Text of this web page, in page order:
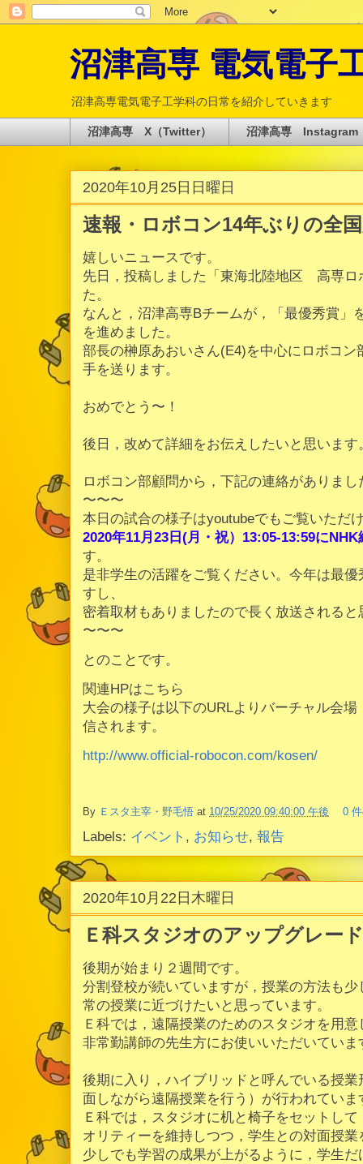
沼津高専 電気電子
沼津高専電気電子工学科の日常を紹介していきます
沼津高専 X（Twitter） 沼津高専 Instagram
2020年10月25日日曜日
速報・ロボコン14年ぶりの全
嬉しいニュースです。
先日，投稿しました「東海北陸地区 高専ロ
た。
なんと，沼津高専Bチームが，「最優秀賞」
を進めました。
部長の榊原あおいさん(E4)を中心にロボコ
手を送ります。
おめでとう〜！
後日，改めて詳細をお伝えしたいと思います
ロボコン部顧問から，下記の連絡がありまし
〜〜〜
本日の試合の様子はyoutubeでもご覧いただ
2020年11月23日(月・祝）13:05-13:59にNHK
す。
是非学生の活躍をご覧ください。今年は最
すし、
密着取材もありましたので長く放送される
〜〜〜
とのことです。
関連HPはこちら
大会の様子は以下のURLよりバーチャル会
信されます。
http://www.official-robocon.com/kosen/
By Ｅスタ主宰・野毛悟 at 10/25/2020 09:40:00 午後 0
Labels: イベント , お知らせ, 報告
2020年10月22日木曜日
Ｅ科スタジオのアップグレード
後期が始まり２週間です。
分割登校が続いていますが，授業の方法も
常の授業に近づけたいと思っています。
Ｅ科では，遠隔授業のためのスタジオを用
非常勤講師の先生方にお使いいただいていま
後期に入り，ハイブリッドと呼んでいる授
面しながら遠隔授業を行う）が行われていま
Ｅ科では，スタジオに机と椅子をセットし
オリティーを維持しつつ，学生との対面授
少しでも学習の成果が上がるように，学生